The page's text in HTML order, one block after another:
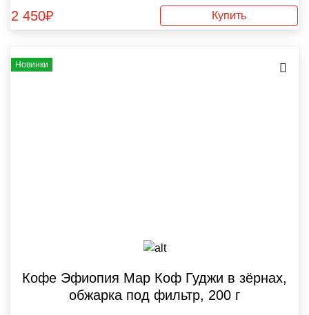
2 450₽ Купить
Новинки
Кофе Эфиопия Мар Коф Гуджи в зёрнах,
обжарка под фильтр, 200 г